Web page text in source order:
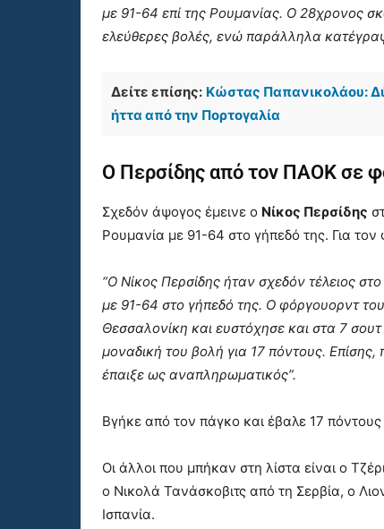
με 91-64 επί της Ρουμανίας. Ο 28χρονος
ελεύθερες βολές, ενώ παράλληλα
Δείτε επίσης: Κώστας Παπανικολάου:
ήττα από την Πορτογαλία
Ο Περσίδης από τον ΠΑΟΚ σε
Σχεδόν άψογος έμεινε ο Νίκος Περσίδης
Ρουμανία με 91-64 στο γήπεδό της. Για
“Ο Νίκος Περσίδης ήταν σχεδόν τέλειος
με 91-64 στο γήπεδό της. Ο φόργουορντ
Θεσσαλονίκη και ευστόχησε και στα 7
μοναδική του βολή για 17 πόντους.
έπαιξε ως αναπληρωματικός”.
Βγήκε από τον πάγκο και έβαλε 17
Οι άλλοι που μπήκαν στη λίστα είναι ο
ο Νικολά Τανάσκοβιτς από τη Σερβία, ο
Ισπανία.